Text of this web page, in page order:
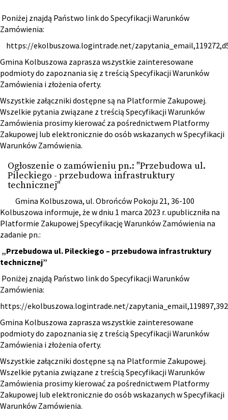
Poniżej znajdą Państwo link do Specyfikacji Warunków
Zamówienia:
https://ekolbuszowa.logintrade.net/
Gmina Kolbuszowa zaprasza wszystkie zainteresowane
podmioty do zapoznania się z treścią Specyfikacji Warunków
Zamówienia i złożenia oferty.
Wszystkie załączniki dostępne są na Platformie Zakupowej.
Wszelkie pytania związane z treścią Specyfikacji Warunków
Zamówienia prosimy kierować za pośrednictwem Platformy
Zakupowej lub elektronicznie do osób wskazanych w Specyfikacji
Warunków Zamówienia.
Ogłoszenie o zamówieniu pn.: "Przebudowa ul.
Pileckiego - przebudowa infrastruktury
technicznej"
Gmina Kolbuszowa, ul. Obrońców Pokoju 21, 36-100
Kolbuszowa informuje, że w dniu 1 marca 2023 r. upubliczniła na
Platformie Zakupowej Specyfikację Warunków Zamówienia na
zadanie pn.:
„Przebudowa ul. Pileckiego – przebudowa infrastruktury
technicznej”
Poniżej znajdą Państwo link do Specyfikacji Warunków
Zamówienia:
https://ekolbuszowa.logintrade.net/
Gmina Kolbuszowa zaprasza wszystkie zainteresowane
podmioty do zapoznania się z treścią Specyfikacji Warunków
Zamówienia i złożenia oferty.
Wszystkie załączniki dostępne są na Platformie Zakupowej.
Wszelkie pytania związane z treścią Specyfikacji Warunków
Zamówienia prosimy kierować za pośrednictwem Platformy
Zakupowej lub elektronicznie do osób wskazanych w Specyfikacji
Warunków Zamówienia.